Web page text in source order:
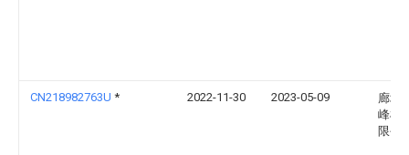
CN218982763U * 2022-11-30 2023-05-09
廊坊
峰机
限公